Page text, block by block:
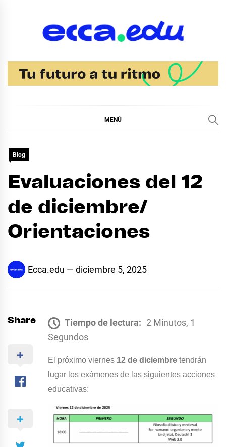
Ecca
MENÚ
Blog
Evaluaciones del 12
de diciembre/
Orientaciones
Ecca.edu diciembre 5, 2025
Share Tiempo de lectura: 2 Minutos, 1
Segundos
El próximo viernes 12 de diciembre tendrán
lugar los exámenes de l as siguientes acciones
educativas: